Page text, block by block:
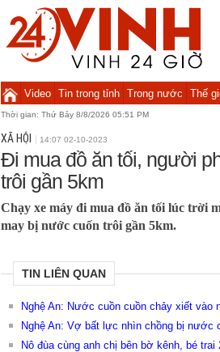
Video Tin trong tỉnh Trong nước Thế
Thời gian: Thứ Bảy 8/8/2026 05:51 PM
XÃ HỘI 14:07 02-10-2023
Đi mua đồ ăn tối, người
trôi gần 5km
Chạy xe máy đi mua đồ ăn tối lúc trời
may bị nước cuốn trôi gần 5km.
TIN LIÊN QUAN
Nghệ An: Nước cuồn cuồn chảy xiết vào
Nghệ An: Vợ bất lực nhìn chồng bị nước
Nô đùa cùng anh chị bên bờ kênh, bé